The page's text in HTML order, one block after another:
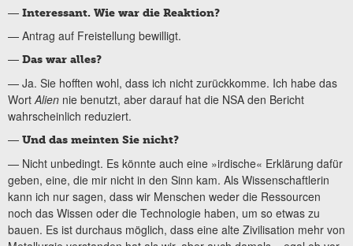
— Interessant. Wie war die Reaktion?
— Antrag auf Freistellung bewilligt.
— Das war alles?
— Ja. Sie hofften wohl, dass ich nicht zurückkomme. Ich habe das
Wort Alien nie benutzt, aber darauf hat die NSA den Bericht
wahrscheinlich reduziert.
— Und das meinten Sie nicht?
— Nicht unbedingt. Es könnte auch eine »irdische« Erklärung dafür
geben, eine, die mir nicht in den Sinn kam. Als Wissenschaftlerin
kann ich nur sagen, dass wir Menschen weder die Ressourcen
noch das Wissen oder die Technologie haben, um so etwas zu
bauen. Es ist durchaus möglich, dass eine alte Zivilisation mehr von